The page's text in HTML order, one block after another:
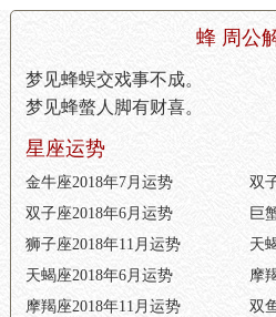
蜂 周公
梦见蜂蜈交戏事不成。
梦见蜂螫人脚有财喜。
星座运势
金牛座2018年7月运势
双
双子座2018年6月运势
巨
狮子座2018年11月运势
天
天蝎座2018年6月运势
摩
摩羯座2018年11月运势
双